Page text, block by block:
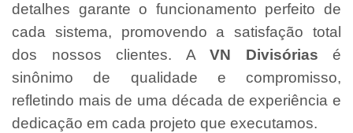
detalhes garante o funcionamento perfeito de
cada sistema, promovendo a satisfação total
dos nossos clientes. A VN Divisórias é
sinônimo de qualidade e compromisso,
refletindo mais de uma década de experiência e
dedicação em cada projeto que executamos.